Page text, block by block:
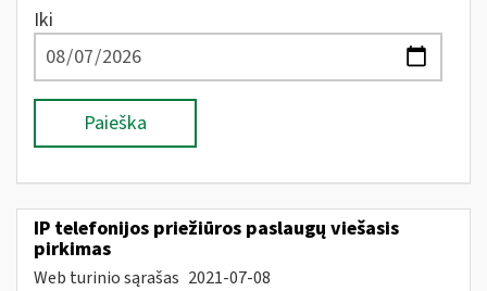
Iki
Paieška
IP telefonijos priežiūros paslaugų viešasis
pirkimas
Web turinio sąrašas 2021-07-08